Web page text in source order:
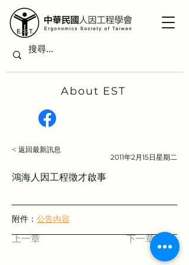
About EST
< 返回最新訊息
2011年2月15日星期二
鴻海人因工程徵才啟事
上一章 下一章
附件： 公告內容